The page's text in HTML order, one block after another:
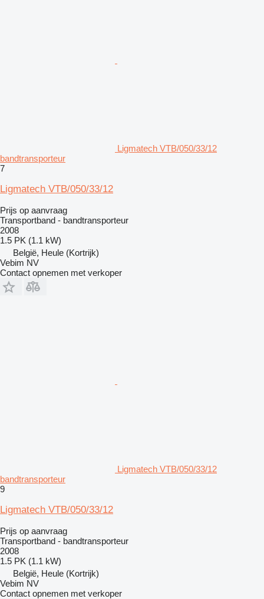
Ligmatech VTB/050/33/12
bandtransporteur
7
Ligmatech VTB/050/33/12
Prijs op aanvraag
Transportband - bandtransporteur
2008
1.5 PK (1.1 kW)
België, Heule (Kortrijk)
Vebim NV
Contact opnemen met verkoper
Ligmatech VTB/050/33/12
bandtransporteur
9
Ligmatech VTB/050/33/12
Prijs op aanvraag
Transportband - bandtransporteur
2008
1.5 PK (1.1 kW)
België, Heule (Kortrijk)
Vebim NV
Contact opnemen met verkoper